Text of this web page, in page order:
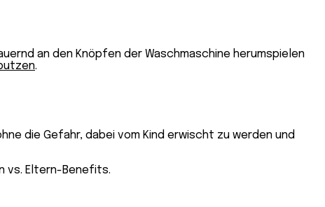
an den Knöpfen der Waschmaschine herumspielen
.
die Gefahr, dabei vom Kind erwischt zu werden und